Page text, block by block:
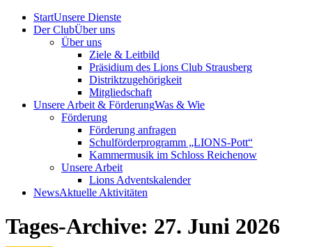
StartUnsere Dienste
Der ClubÜber uns
Über uns
Ziele & Leitbild
Präsidium des Lions Club Strausberg
Distriktzugehörigkeit
Mitgliedschaft
Unsere Arbeit & FörderungWas & Wie
Förderung
Förderung anfragen
Schulförderprogramm „LIONS-Pott“
Kammermusik im Schloss Reichenow
Unsere Arbeit
Lions Adventskalender
NewsAktuelle Aktivitäten
Tages-Archive: 27. Juni 2026